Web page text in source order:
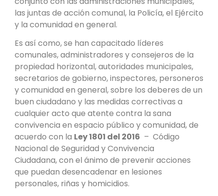
las juntas de acción comunal, la Policía, el Ejército
y la comunidad en general.
Es así como,se han capacitado líderes
comunales, administradores y consejeros de la
propiedad horizontal, autoridades municipales,
secretarios de gobierno, inspectores, personeros
y comunidad en general, sobre los deberes de un
buen ciudadano y las medidas correctivas a
cualquier acto que atente contra la sana
convivencia en espacio público y comunidad, de
acuerdo con la Ley 1801 del 2016 – Código
Nacional de Seguridad y Convivencia
Ciudadana,con el ánimo de prevenir acciones
que puedan desencadenar en lesiones
personales, riñas y homicidios.